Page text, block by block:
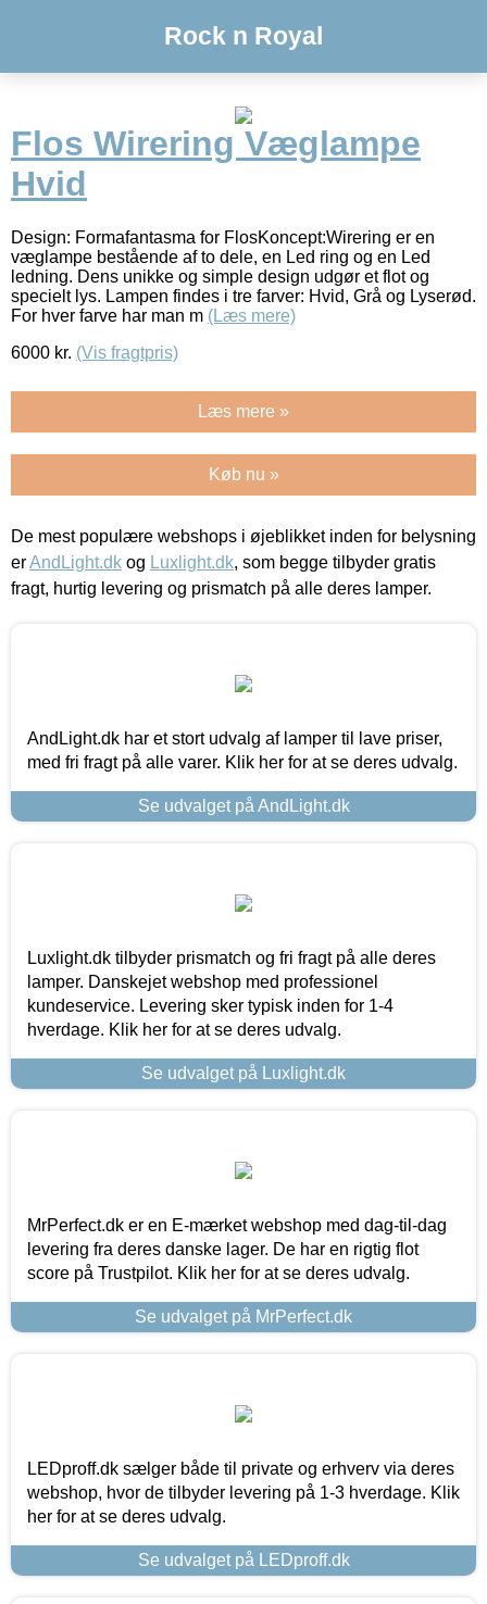
Rock n Royal
Flos Wirering Væglampe
Hvid
Design: Formafantasma for FlosKoncept:Wirering er en
væglampe bestående af to dele, en Led ring og en Led
ledning. Dens unikke og simple design udgør et flot og
specielt lys. Lampen findes i tre farver: Hvid, Grå og Lyserød.
For hver farve har man m (Læs mere)
6000 kr. (Vis fragtpris)
Læs mere »
Køb nu »
De mest populære webshops i øjeblikket inden for belysning
erAndLight.dk og Luxlight.dk, som begge tilbyder gratis
fragt, hurtig levering og prismatch på alle deres lamper.
AndLight.dk har et stort udvalg af lamper til lave priser,
med fri fragt på alle varer. Klik her for at se deres udvalg.
Se udvalget på AndLight.dk
Luxlight.dk tilbyder prismatch og fri fragt på alle deres
lamper. Danskejet webshop med professionel
kundeservice. Levering sker typisk inden for 1-4
hverdage. Klik her for at se deres udvalg.
Se udvalget på Luxlight.dk
MrPerfect.dk er en E-mærket webshop med dag-til-dag
levering fra deres danske lager. De har en rigtig flot
score på Trustpilot. Klik her for at se deres udvalg.
Se udvalget på MrPerfect.dk
LEDproff.dk sælger både til private og erhverv via deres
webshop, hvor de tilbyder levering på 1-3 hverdage. Klik
her for at se deres udvalg.
Se udvalget på LEDproff.dk